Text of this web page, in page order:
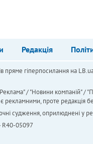
Редакція
пряме гіперпосилання на
/ "Новини компаній"
проте редакція
судження, оприлюднені у
R40-05097